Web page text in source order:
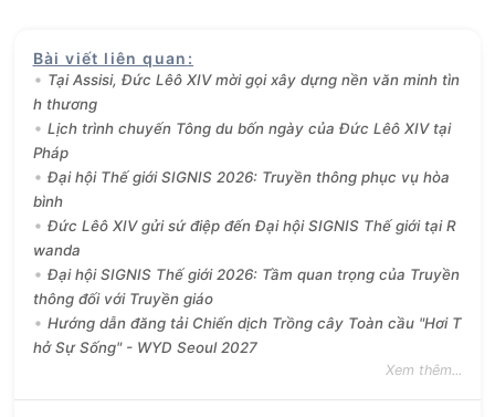
Bài viết liên quan :
Tại Assisi, Đức Lêô XIV mời gọi xây dựng nền văn minh tìn
h thương
Lịch trình chuyến Tông du bốn ngày của Đức Lêô XIV tại
Pháp
Đại hội Thế giới SIGNIS 2026: Truyền thông phục vụ hòa
bình
Đức Lêô XIV gửi sứ điệp đến Đại hội SIGNIS Thế giới tại R
wanda
Đại hội SIGNIS Thế giới 2026: Tầm quan trọng của Truyền
thông đối với Truyền giáo
Hướng dẫn đăng tải Chiến dịch Trồng cây Toàn cầu "Hơi T
hở Sự Sống" - WYD Seoul 2027
Xem thêm...